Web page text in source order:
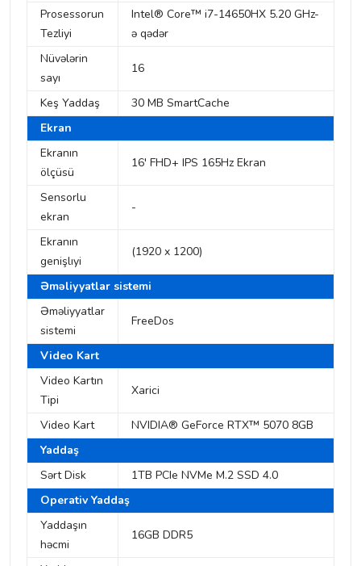
Prosessorun
Tezliyi
Intel® Core™ i7-14650HX 5.20 GHz-
ə qədər
Nüvələrin
sayı
16
Keş Yaddaş
30 MB SmartCache
Ekran
Ekranın
ölçüsü
16' FHD+ IPS 165Hz Ekran
Sensorlu
ekran
-
Ekranın
genişlıyi
(1920 x 1200)
Əməliyyatlar sistemi
Əməliyyatlar
sistemi
FreeDos
Video Kart
Video Kartın
Tipi
Xarici
Video Kart
NVIDIA® GeForce RTX™ 5070 8GB
Yaddaş
Sərt Disk
1TB PCIe NVMe M.2 SSD 4.0
Operativ Yaddaş
Yaddaşın
həcmi
16GB DDR5